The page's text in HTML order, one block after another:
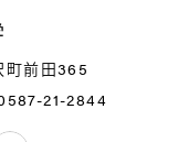
町前田365
21-2844